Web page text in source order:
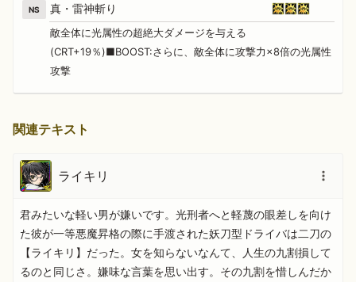
NS 真・雷神斬り
敵全体に光属性の超絶大ダメージを与える
(CRT+19％)■BOOST:さらに、敵全体に攻撃力×8倍の光属性
攻撃
関連テキスト
ライキリ
君みたいな軽い男が嫌いです。光刑者へと軽蔑の眼差しを向け
た彼が一等悪魔昇格の際に手渡された妖刀型ドライバは二刀の
【ライキリ】だった。女を知らないなんて、人生の九割損して
るのと同じさ。嫌味な言葉を思い出す。その九割を惜しんだか